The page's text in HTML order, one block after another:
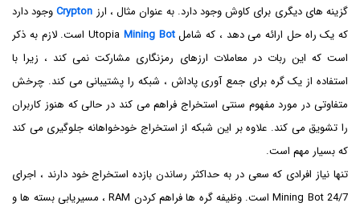
گزینه های دیگری برای کاوش وجود دارد. به عنوان مثال ، ارز Crypton وجود دارد
که یک راه حل ارائه می دهد ، که شامل UtopiaMining Bot
است. لازم به ذکر
است که این ربات در معاملات ارزهای رمزنگاری مشارکت نمی کند ، زیرا با
استفاده از یک گره برای جمع آوری پاداش ، شبکه را پشتیبانی می کند. چرخش
متفاوتی در مورد مفهوم سنتی استخراج فراهم می کند در حالی که هنوز کاربران
را تشویق می کند. علاوه بر این شبکه از استخراج خودخواهانه جلوگیری می کند
که بسیار مهم است.
تنها نیاز افرادی که سعی در به حداکثر رساندن بازده استخراج خود دارند ، اجرای
Mining Bot 24/7 است. وظیفه گره ها فراهم کردن RAM ، مسیریابی بسته ها و